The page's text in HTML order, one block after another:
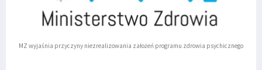
MZ wyjaśnia przyczyny niezrealizowania założeń programu zdrowia psychicznego